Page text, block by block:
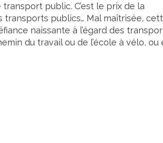
public. C’est le prix de la
publics… Mal maîtrisée,
naissante à l’égard des
du travail ou de l’école à vélo, ou